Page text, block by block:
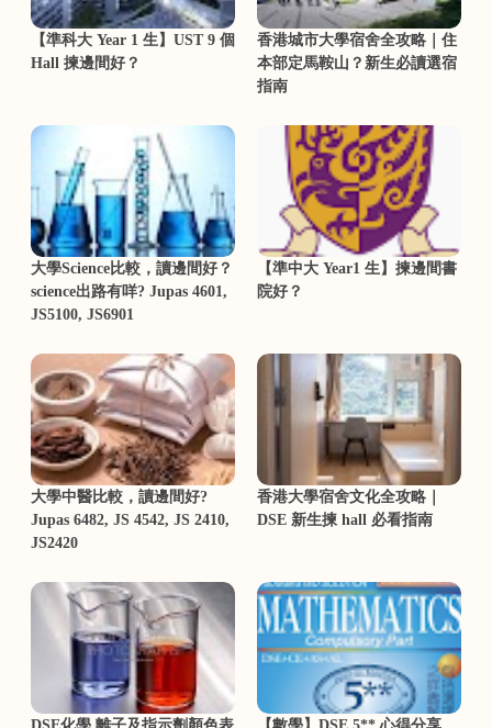
【準科大 Year 1 生】UST 9 個
Hall 揀邊間好？
香港城市大學宿舍全攻略｜住
本部定馬鞍山？新生必讀選宿
指南
大學Science比較，讀邊間好？
science出路有咩? Jupas 4601,
JS5100, JS6901
【準中大 Year1 生】揀邊間書
院好？
大學中醫比較，讀邊間好?
Jupas 6482, JS 4542, JS 2410,
JS2420
香港大學宿舍文化全攻略｜
DSE 新生揀 hall 必看指南